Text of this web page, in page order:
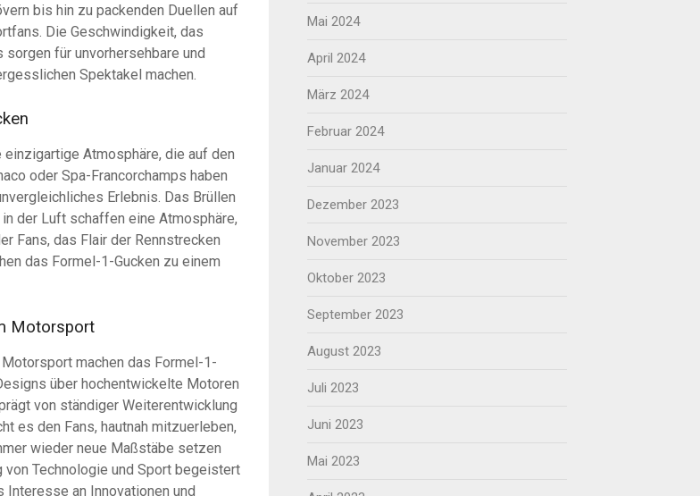
bis hin zu packenden Duellen auf
Die Geschwindigkeit, das
sorgen für unvorhersehbare und
Spektakel machen.
Atmosphäre, die auf den
oder Spa-Francorchamps haben
Erlebnis. Das Brüllen
der Luft schaffen eine Atmosphäre,
Fans, das Flair der Rennstrecken
das Formel-1-Gucken zu einem
Motorsport
machen das Formel-1-
über hochentwickelte Motoren
von ständiger Weiterentwicklung
es den Fans, hautnah mitzuerleben,
wieder neue Maßstäbe setzen
Technologie und Sport begeistert
an Innovationen und
Mai 2024
April 2024
März 2024
Februar 2024
Januar 2024
Dezember 2023
November 2023
Oktober 2023
September 2023
August 2023
Juli 2023
Juni 2023
Mai 2023